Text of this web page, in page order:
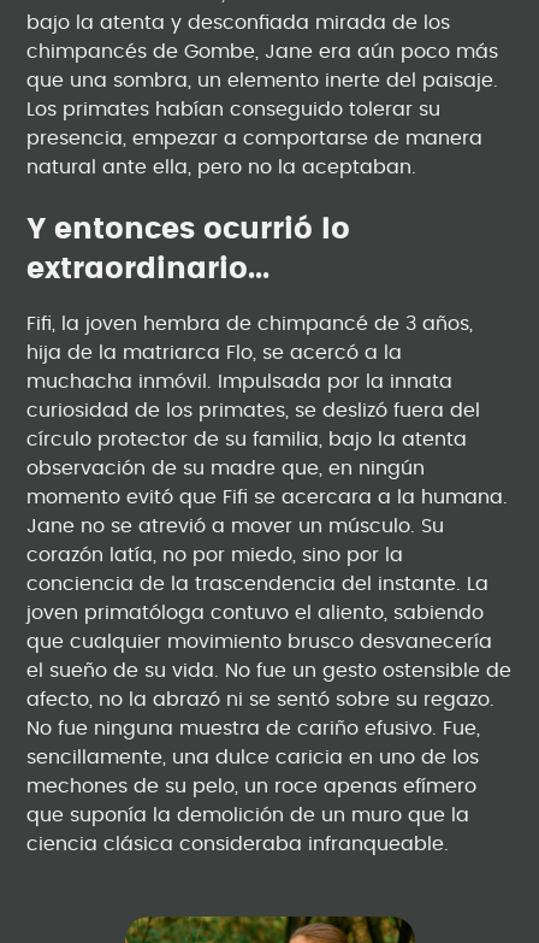
bajo la atenta y desconfiada mirada de los
chimpancés de Gombe, Jane era aún poco más
que una sombra, un elemento inerte del paisaje.
Los primates habían conseguido tolerar su
presencia, empezar a comportarse de manera
natural ante ella, pero no la aceptaban.
Y entonces ocurrió lo
extraordinario...
Fifi, la joven hembra de chimpancé de 3 años,
hija de la matriarca Flo, se acercó a la
muchacha inmóvil. Impulsada por la innata
curiosidad de los primates, se deslizó fuera del
círculo protector de su familia, bajo la atenta
observación de su madre que, en ningún
momento evitó que Fifi se acercara a la humana.
Jane no se atrevió a mover un músculo. Su
corazón latía, no por miedo, sino por la
conciencia de la trascendencia del instante. La
joven primatóloga contuvo el aliento, sabiendo
que cualquier movimiento brusco desvanecería
el sueño de su vida. No fue un gesto ostensible de
afecto, no la abrazó ni se sentó sobre su regazo.
No fue ninguna muestra de cariño efusivo. Fue,
sencillamente, una dulce caricia en uno de los
mechones de su pelo, un roce apenas efímero
que suponía la demolición de un muro que la
ciencia clásica consideraba infranqueable.